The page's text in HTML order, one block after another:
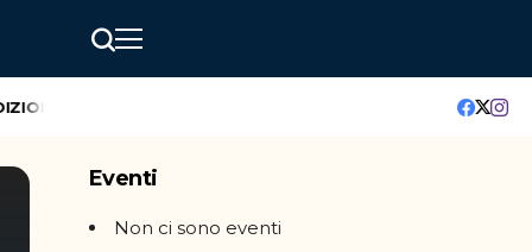
GreenMindAI Catania: l’hackathon che accende il
Eventi
Non ci sono eventi